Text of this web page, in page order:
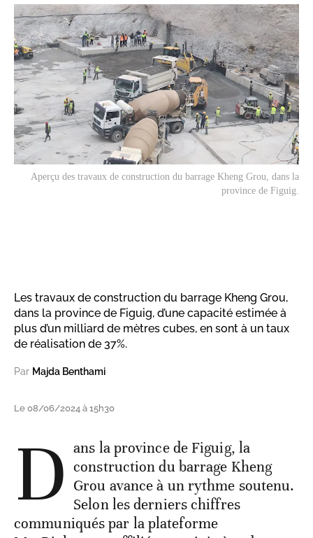
Aperçu des travaux de construction du barrage Kheng Grou, dans la
province de Figuig.
Les travaux de construction du barrage Kheng Grou,
dans la province de Figuig, d’une capacité estimée à
plus d’un milliard de mètres cubes, en sont à un taux
de réalisation de 37%.
Par Majda Benthami
Le 08/06/2024 à 15h30
D ans la province de Figuig, la
construction du barrage Kheng
Grou avance à un rythme soutenu.
Selon les derniers chiffres
communiqués par la plateforme